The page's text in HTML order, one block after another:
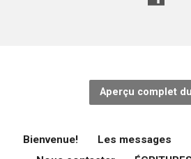
Aperçu complet
Bienvenue! Les messages